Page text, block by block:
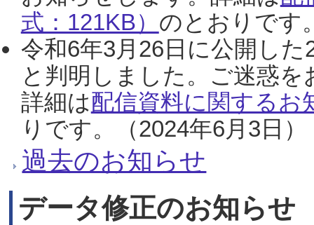
式：121KB） のとおりです
令和6年3月26日に公開し
と判明しました。ご迷惑
詳細は配信資料に関するお
りです。（2024年6月3日）
過去のお知らせ
データ修正のお知らせ